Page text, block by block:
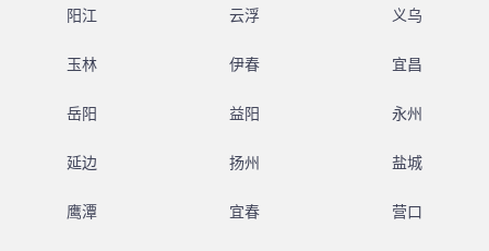
阳江 云浮 义乌
玉林 伊春 宜昌
岳阳 益阳 永州
延边 扬州 盐城
鹰潭 宜春 营口